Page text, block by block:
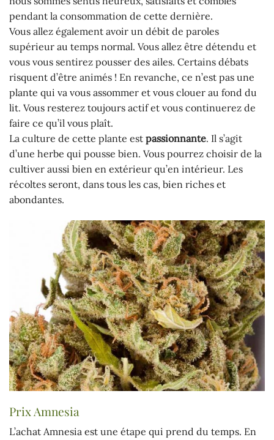
pendant la consommation de cette dernière.
Vous allez également avoir un débit de paroles
supérieur au temps normal. Vous allez être détendu et
vous vous sentirez pousser des ailes. Certains débats
risquent d’être animés ! En revanche, ce n’est pas une
plante qui va vous assommer et vous clouer au fond du
lit. Vous resterez toujours actif et vous continuerez de
faire ce qu’il vous plaît.
La culture de cette plante est passionnante. Il s’agit
d’une herbe qui pousse bien. Vous pourrez choisir de la
cultiver aussi bien en extérieur qu’en intérieur. Les
récoltes seront, dans tous les cas, bien riches et
abondantes.
Prix Amnesia
L’achat Amnesia est une étape qui prend du temps. En